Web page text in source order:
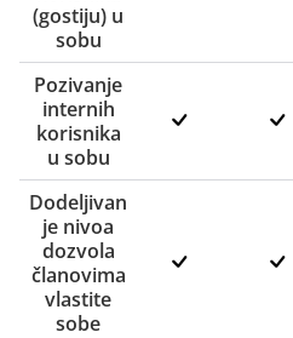
(gostiju) u
sobu
Pozivanje
internih
korisnika
u sobu
Dodeljivan
je nivoa
dozvola
članovima
vlastite
sobe